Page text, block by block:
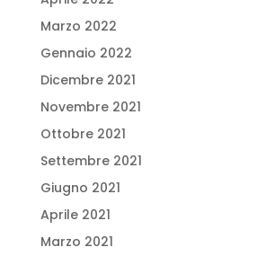
Marzo 2022
Gennaio 2022
Dicembre 2021
Novembre 2021
Ottobre 2021
Settembre 2021
Giugno 2021
Aprile 2021
Marzo 2021